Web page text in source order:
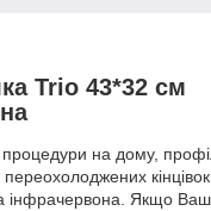
Trio 43*32 см
процедури на дому,
переохолоджених
інфрачервона. Якщо